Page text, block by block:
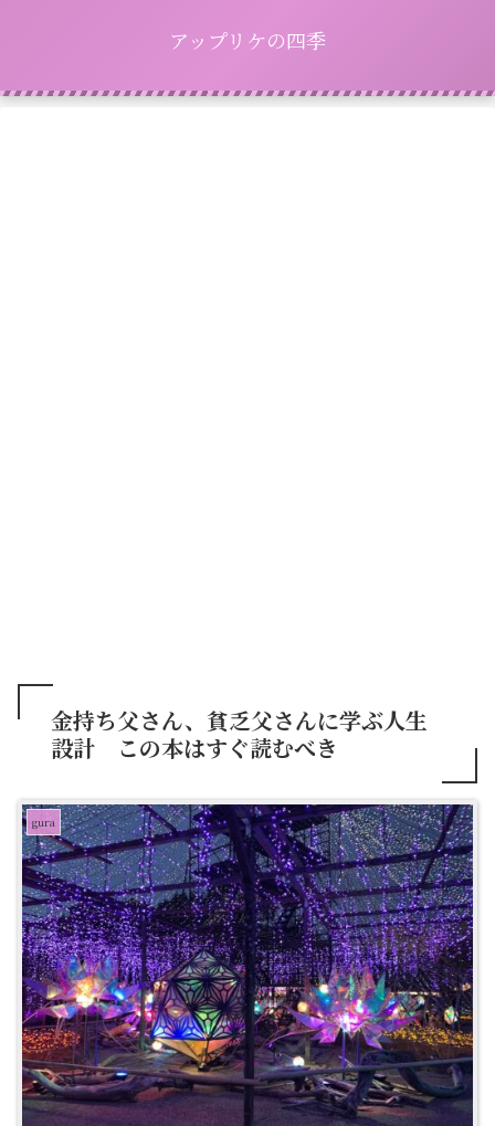
アップリケの四季
金持ち父さん、貧乏父さんに学ぶ人生
設計 この本はすぐ読むべき
gura